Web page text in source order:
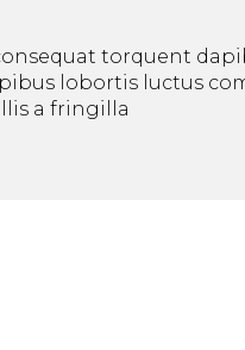
torquent
lobortis luctus
a fringilla